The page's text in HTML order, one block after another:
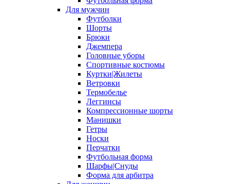
Для мужчин
Футболки
Шорты
Брюки
Джемпера
Головные уборы
Спортивные костюмы
Куртки|Жилеты
Ветровки
Термобелье
Леггинсы
Компрессионные шорты
Манишки
Гетры
Носки
Перчатки
Футбольная форма
Шарфы|Снуды
Форма для арбитра